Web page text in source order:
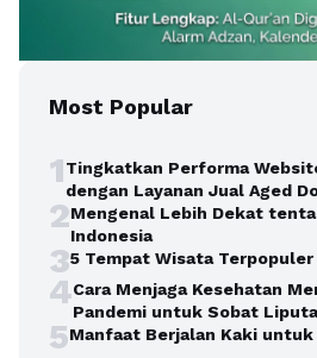
Most Popular
1Tingkatkan Performa
dengan Layanan Jual Aged
2Mengenal Lebih Dekat
Indonesia
35 Tempat Wisata
4Cara Menjaga Kesehatan
Pandemi untuk Sobat
5Manfaat Berjalan Kaki untuk